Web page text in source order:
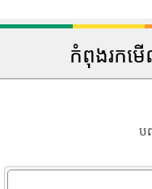
កំពុងរកម
ប